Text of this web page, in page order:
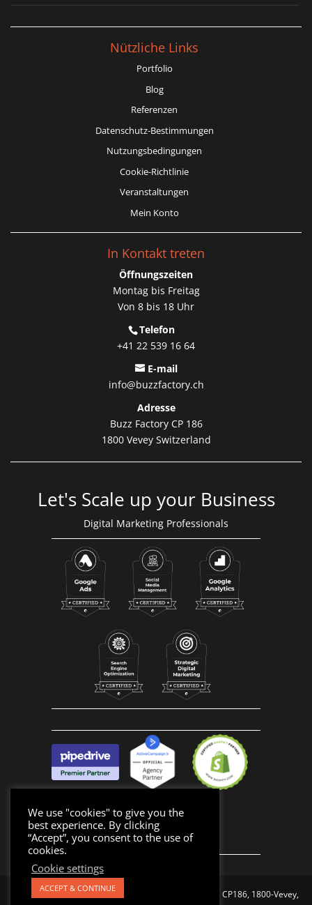
Nützliche Links
Portfolio
Blog
Referenzen
Datenschutz-Bestimmungen
Nutzungsbedingungen
Cookie-Richtlinie
Veranstaltungen
Mein Konto
In Kontakt treten
Öffnungszeiten
Montag bis Freitag
Von 8 bis 18 Uhr
Telefon
+41 22 539 16 64
E-mail
info@buzzfactory.ch
Adresse
Buzz Factory CP 186
1800 Vevey Switzerland
Let's Scale up your Business
Digital Marketing Professionals
Made with 🧡 in Vevey, Switzerland | Buzz Factory®
CP186, 1800-Vevey,
We use "cookies" to give you the
best experience. By clicking
“Accept”, you consent to the use of
cookies.
Cookie settings
ACCEPT & CONTINUE